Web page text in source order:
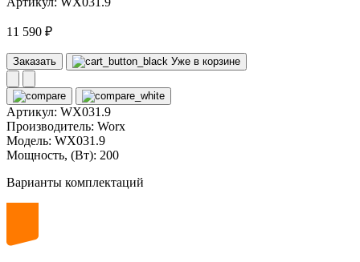
11 590 ₽
Заказать Уже в корзине
Артикул: WX031.9
Производитель: Worx
Модель: WX031.9
Мощность, (Вт): 200
Варианты комплектаций